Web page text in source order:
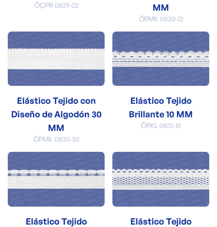
ÖÇPR 0829-22
MM
ÖPMK 0830-12
Elástico Tejido con
Diseño de Algodón 30
MM
ÖPMK 0830-30
Elástico Tejido
Brillante 10 MM
ÖPKL 0831-10
Elástico Tejido
Elástico Tejido